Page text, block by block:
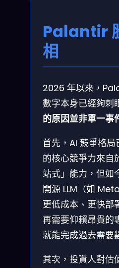
Palantir
相
2026 年以來，
數字本身已經夠刺
的原因並非單一事
首先，AI 競爭格
的核心競爭力來自
站式」能力，但
開源 LLM（如
更低成本、更快部
再需要仰賴昂貴的
就能完成過去需要
其次，投資人對估